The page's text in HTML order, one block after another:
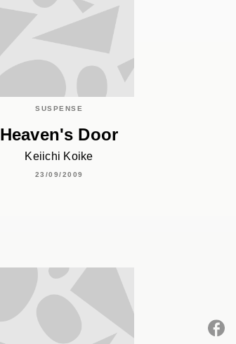
SUSPENSE
Heaven's Door
Keiichi Koike
23/09/2009